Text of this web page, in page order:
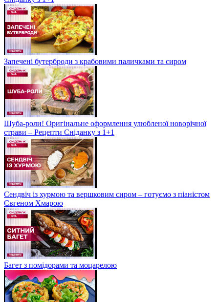
Запечені бутерброди з крабовими паличками та сиром
Шуба-роли! Оригінальне оформлення улюбленої новорічної
страви – Рецепти Сніданку з 1+1
Сендвіч із хурмою та вершковим сиром – готуємо з піаністом
Євгеном Хмарою
Багет з помідорами та моцарелою